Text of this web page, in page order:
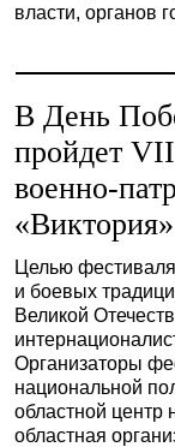
власти, органов
В День
пройдет
военно-
Целью фестиваля
и боевых
Великой
Организаторы
национальной
областной центр
областная